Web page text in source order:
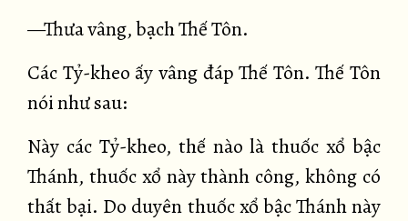
—Thưa vâng, bạch Thế Tôn.
Các Tỷ-kheo ấy vâng đáp Thế Tôn. Thế Tôn
nói như sau:
Này các Tỷ-kheo, thế nào là thuốc xổ bậc
Thánh, thuốc xổ này thành công, không có
thất bại. Do duyên thuốc xổ bậc Thánh này